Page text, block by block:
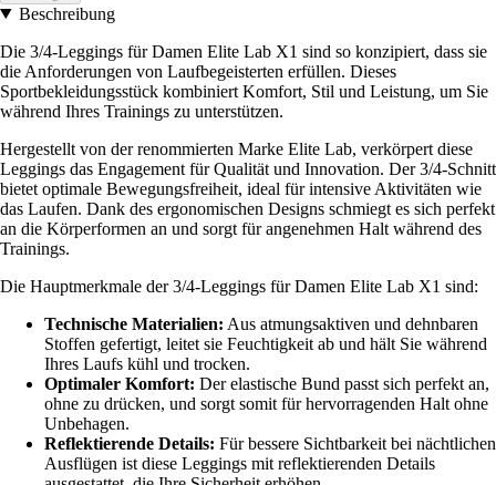
Beschreibung
Die 3/4-Leggings für Damen Elite Lab X1 sind so konzipiert, dass sie
die Anforderungen von Laufbegeisterten erfüllen. Dieses
Sportbekleidungsstück kombiniert Komfort, Stil und Leistung, um Sie
während Ihres Trainings zu unterstützen.
Hergestellt von der renommierten Marke Elite Lab, verkörpert diese
Leggings das Engagement für Qualität und Innovation. Der 3/4-Schnitt
bietet optimale Bewegungsfreiheit, ideal für intensive Aktivitäten wie
das Laufen. Dank des ergonomischen Designs schmiegt es sich perfekt
an die Körperformen an und sorgt für angenehmen Halt während des
Trainings.
Die Hauptmerkmale der 3/4-Leggings für Damen Elite Lab X1 sind:
Technische Materialien: Aus atmungsaktiven und dehnbaren
Stoffen gefertigt, leitet sie Feuchtigkeit ab und hält Sie während
Ihres Laufs kühl und trocken.
Optimaler Komfort: Der elastische Bund passt sich perfekt an,
ohne zu drücken, und sorgt somit für hervorragenden Halt ohne
Unbehagen.
Reflektierende Details: Für bessere Sichtbarkeit bei nächtlichen
Ausflügen ist diese Leggings mit reflektierenden Details